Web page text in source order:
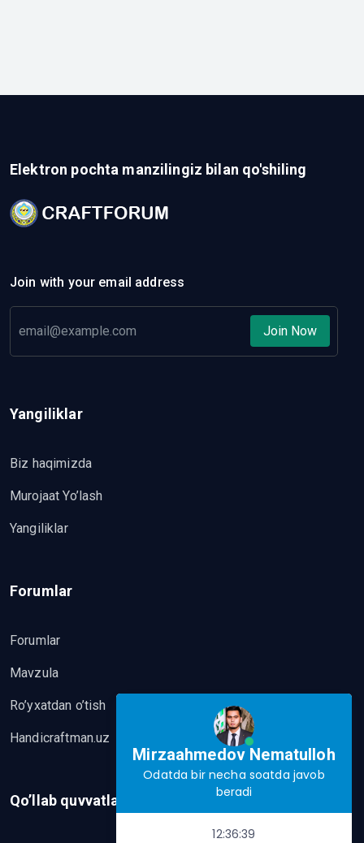
Elektron pochta manzilingiz bilan qo'shiling
Join with your email address
Join Now
Yangiliklar
Biz haqimizda
Murojaat Yo’lash
Yangiliklar
Forumlar
Forumlar
Mavzula
Ro’yxatdan o’tish
Handicraftman.uz
Qo’llab quvvatlash
Mirzaahmedov Nematulloh
Odatda bir necha soatda javob
beradi
12:36:39